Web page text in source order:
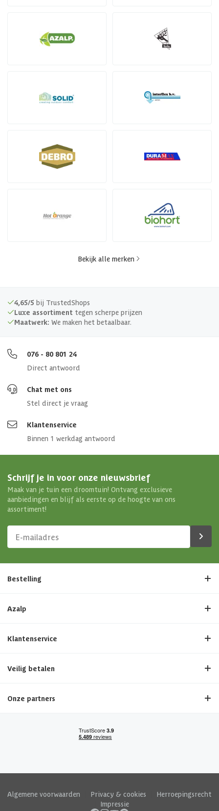
Bekijk alle merken
4,65/5 bij TrustedShops
Luxe assortiment tegen scherpe prijzen
Maatwerk: We maken het betaalbaar.
076 - 80 801 24
Direct antwoord
Chat met ons
Stel direct je vraag
Klantenservice
Binnen 1 werkdag antwoord
Schrijf je in voor onze nieuwsbrief
Maak van je tuin een droomtuin! Ontvang exclusieve
aanbiedingen en blijf als eerste op de hoogte van ons
assortiment!
Bestelling
Azalp
Klantenservice
Veilig betalen
Onze partners
Algemene voorwaarden Privacy & cookies
Herroepingsrecht
Impressie